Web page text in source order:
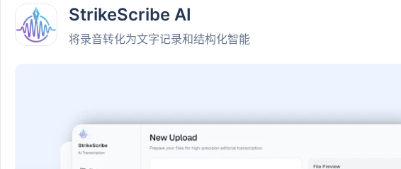
StrikeScribe AI
将录音转化为文字记录和结构化智能